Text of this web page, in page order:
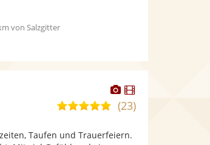
von Salzgitter
Dieser
Künstler
stellt
bereit.
Dieser
Künstler
5,0
5
(23)
Taufen und Trauerfeiern.